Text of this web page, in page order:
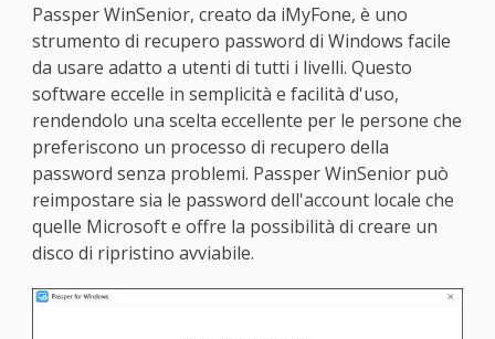
Passper WinSenior, creato da iMyFone, è uno
strumento di recupero password di Windows facile
da usare adatto a utenti di tutti i livelli. Questo
software eccelle in semplicità e facilità d'uso,
rendendolo una scelta eccellente per le persone che
preferiscono un processo di recupero della
password senza problemi. Passper WinSenior può
reimpostare sia le password dell'account locale che
quelle Microsoft e offre la possibilità di creare un
disco di ripristino avviabile.